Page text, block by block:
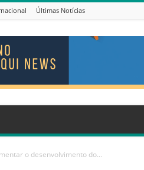
Últimas Notícias
o desenvolvimento do...